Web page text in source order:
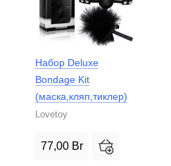
Набор Deluxe
Bondage Kit
(маска,кляп,тиклер)
Lovetoy
77,00 Br